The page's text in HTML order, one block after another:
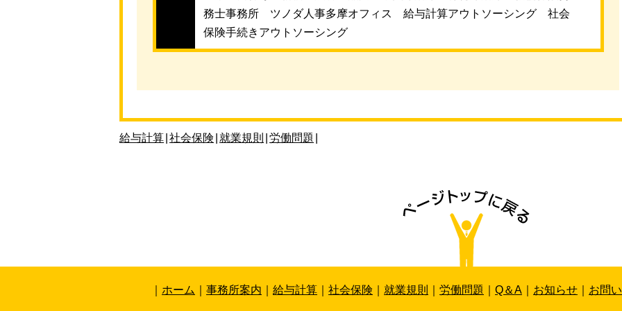
務士事務所 ツノダ人事多摩オフィス 給与計算アウトソーシング 社会
保険手続きアウトソーシング
給与計算 社会保険 就業規則 労働問題
ホーム 事務所案内 給与計算 社会保険 就業規則 労働問題 Q＆A お知らせ お問